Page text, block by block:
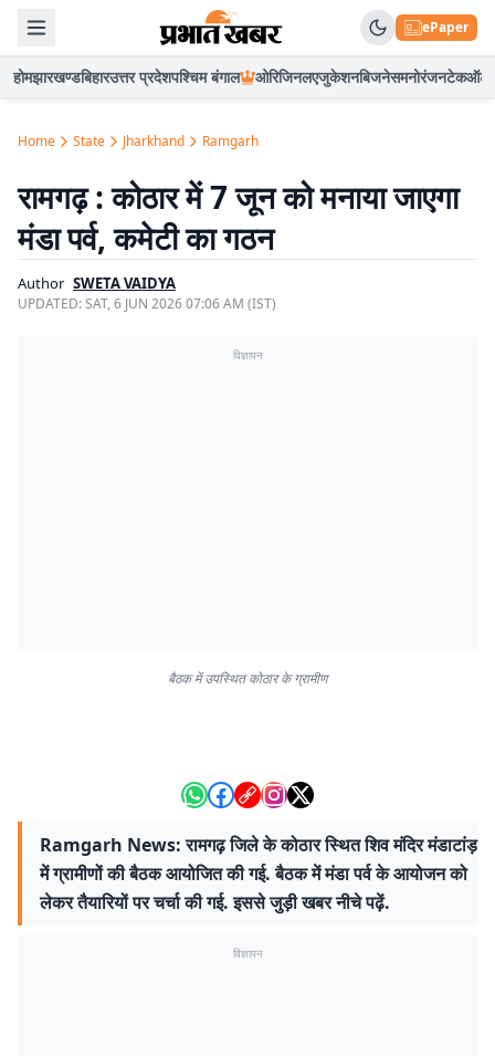
ePaper
होमझारखण्डबिहारउत्तर प्रदेशपश्चिम बंगाल ओरिजिनलएजुकेशनबिजनेसमनोरंजनटेकऑटो
Home State Jharkhand Ramgarh
रामगढ़ : कोठार में 7 जून को मनाया जाएगा
मंडा पर्व, कमेटी का गठन
Author SWETA VAIDYA
UPDATED:SAT, 6 JUN 2026 07:06 AM (IST)
विज्ञापन
बैठक में उपस्थित कोठार के ग्रामीण
Ramgarh News: रामगढ़ जिले के कोठार स्थित शिव मंदिर मंडाटांड़
में ग्रामीणों की बैठक आयोजित की गई. बैठक में मंडा पर्व के आयोजन को
लेकर तैयारियों पर चर्चा की गई. इससे जुड़ी खबर नीचे पढ़ें.
विज्ञापन